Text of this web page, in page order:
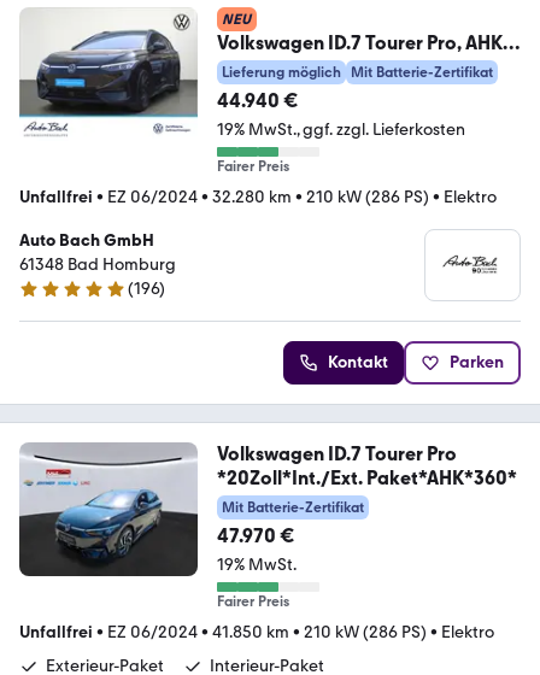
NEU
Volkswagen ID.7 Tourer Pro, AHK,
Navi, LED-Matrix, Area Vie
Lieferung möglich Mit Batterie-Zertifikat
44.940 €
19% MwSt. ggf. zzgl. Lieferkosten
Fairer Preis
Unfallfrei • EZ 06/2024• 32.280 km • 210 kW (286 PS) • Elektro
Auto Bach GmbH
61348 Bad Homburg
4.8 Sterne
(196)
Kontakt Parken
Volkswagen ID.7 Tourer Pro
*20Zoll*Int./Ext. Paket*AHK*360*
Mit Batterie-Zertifikat
47.970 €
19% MwSt.
Fairer Preis
Unfallfrei • EZ 06/2024• 41.850 km • 210 kW (286 PS) • Elektro
Exterieur-Paket
Interieur-Paket